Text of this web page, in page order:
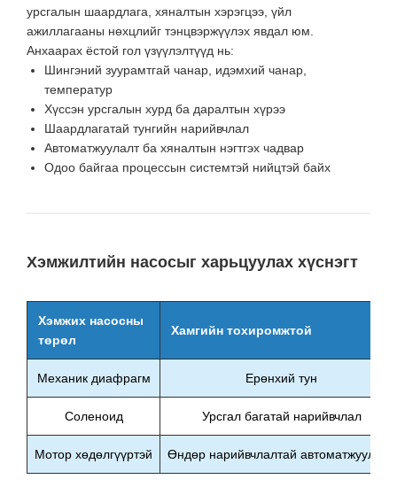
урсгалын шаардлага, хяналтын хэрэгцээ, үйл
ажиллагааны нөхцлийг тэнцвэржүүлэх явдал юм.
Анхаарах ёстой гол үзүүлэлтүүд нь:
Шингэний зуурамтгай чанар, идэмхий чанар,
температур
Хүссэн урсгалын хурд ба даралтын хүрээ
Шаардлагатай тунгийн нарийвчлал
Автоматжуулалт ба хяналтын нэгтгэх чадвар
Одоо байгаа процессын системтэй нийцтэй байх
Хэмжилтийн насосыг харьцуулах хүснэгт
Хэмжих насосны
төрөл
Хамгийн тохиромжтой
Механик диафрагм Ерөнхий тун
Соленоид Урсгал багатай нарийвчлал
Мотор хөдөлгүүртэй Өндөр нарийвчлалтай автоматжуулсан